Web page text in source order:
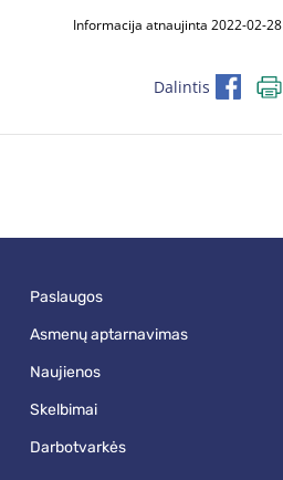
Informacija atnaujinta 2022-02-28
Dalintis
paslaugos
asmenų aptarnavimas
naujienos
skelbimai
darbotvarkės